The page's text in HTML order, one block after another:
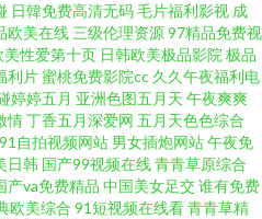
婷婷永久永久 国产精品福利导航 在线
观看 久久美妞打炮 国产黑丝少妇剧情
91九色露脸绿帽 欧美精品亚洲无码 91
青青久久 九草网站免费观看视 国产重
日韓免费高清无码毛片福利影视 成
欧美在线 三级伦理资源97精品免费视
美性爱第十页 日韩欧美极品影院 极品
利片蜜桃免费影院cc 久久午夜福利电
婷婷五月 亚洲色图五月天 午夜爽爽
情丁香五月深爱网 五月天色色综合
91自拍视频网站 男女插炮网站午夜免
日韩 国产99视频在线青青草原综合
产va免费精品 中国美女足交谁有免费
欧美综合 91短视频在线看青青草精